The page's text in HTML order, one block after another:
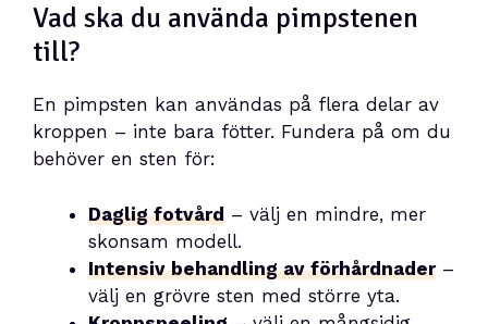
Vad ska du använda pimpstenen
till?
En pimpsten kan användas på flera delar av
kroppen – inte bara fötter. Fundera på om du
behöver en sten för:
Daglig fotvård – välj en mindre, mer
skonsam modell.
Intensiv behandling av förhårdnader–
välj en grövre sten med större yta.